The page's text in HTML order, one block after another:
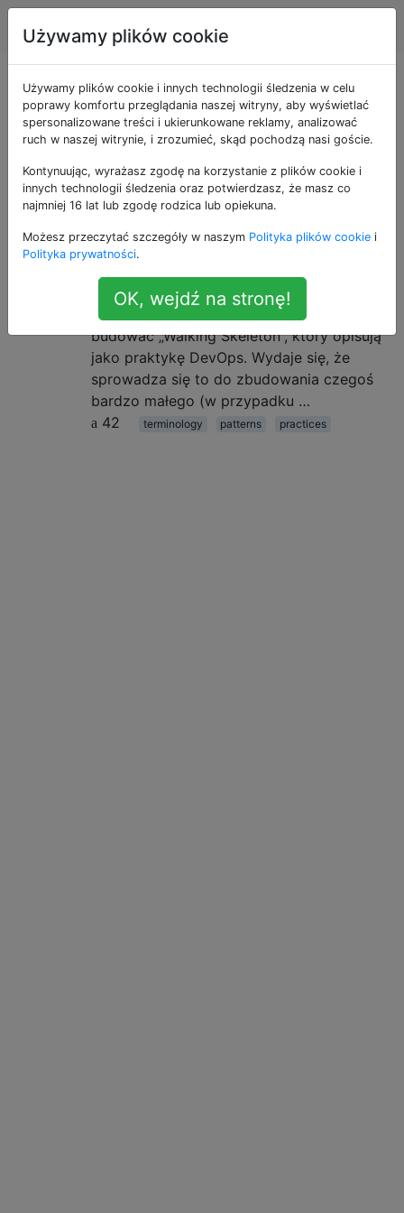
DevOps Tagi
Pytania otagowane
jako patterns
1 Co to jest „chodzący szkielet”?
Jeden z moich zwinnych zespołów
wczesnych etapach projektu. Zamiast
konfigurują infrastrukturę kodu i decydują
o architekturze rozwiązania, zaczęli
budować „Walking Skeleton”, który opisują
jako praktykę DevOps. Wydaje się, że
sprowadza się to do zbudowania czegoś
bardzo małego (w przypadku …
42
terminology patterns practices
Używamy plików cookie
Używamy plików cookie i innych technologii śledzenia w celu
poprawy komfortu przeglądania naszej witryny, aby wyświetlać
spersonalizowane treści i ukierunkowane reklamy, analizować
ruch w naszej witrynie, i zrozumieć, skąd pochodzą nasi goście.
Kontynuując, wyrażasz zgodę na korzystanie z plików cookie i
innych technologii śledzenia oraz potwierdzasz, że masz co
najmniej 16 lat lub zgodę rodzica lub opiekuna.
Możesz przeczytać szczegóły w naszym Polityka plików cookie i
Polityka prywatności.
OK, wejdź na stronę!